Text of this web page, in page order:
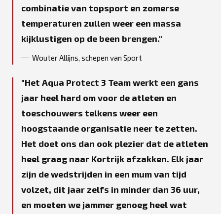
combinatie van topsport en zomerse
temperaturen zullen weer een massa
kijklustigen op de been brengen.
Wouter Allijns, schepen van Sport
Het Aqua Protect 3 Team werkt een gans
jaar heel hard om voor de atleten en
toeschouwers telkens weer een
hoogstaande organisatie neer te zetten.
Het doet ons dan ook plezier dat de atleten
heel graag naar Kortrijk afzakken. Elk jaar
zijn de wedstrijden in een mum van tijd
volzet, dit jaar zelfs in minder dan 36 uur,
en moeten we jammer genoeg heel wat